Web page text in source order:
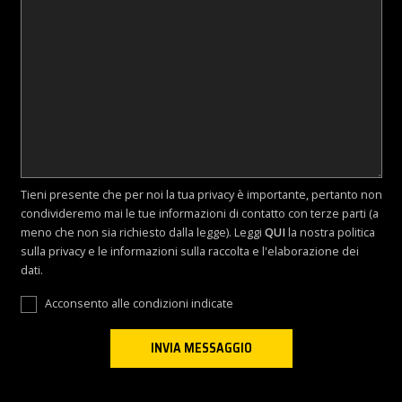
Tieni presente che per noi la tua privacy è importante, pertanto non
condivideremo mai le tue informazioni di contatto con terze parti (a
meno che non sia richiesto dalla legge). Leggi QUIla nostra politica
sulla privacy e le informazioni sulla raccolta e l'elaborazione dei
dati.
Acconsento alle condizioni indicate